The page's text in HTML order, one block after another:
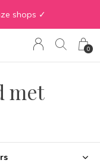
0
shops ✓
met